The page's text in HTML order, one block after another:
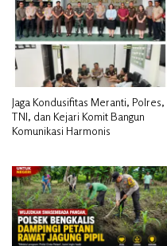
Jaga Kondusifitas Meranti, Polres,
TNI, dan Kejari Komit Bangun
Komunikasi Harmonis